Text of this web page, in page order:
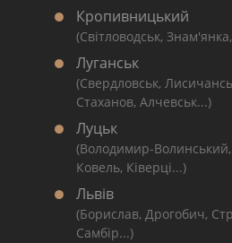
Кропивницький
(Світловодськ,
Луганськ
(Свердловськ,
Стаханов, Алчевськ...)
Луцьк
(Володимир-
Ковель, Ківерці...)
Львів
(Борислав, Дрогобич,
Самбір...)